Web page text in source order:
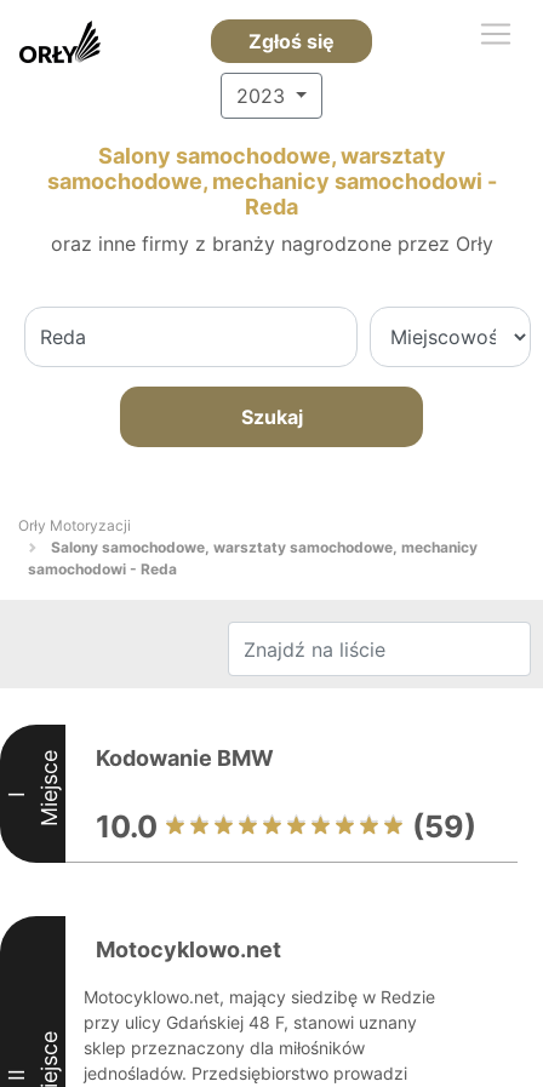
Zgłoś się
2023
Salony samochodowe, warsztaty
samochodowe, mechanicy samochodowi -
Reda
oraz inne firmy z branży nagrodzone przez Orły
Szukaj
Orły Motoryzacji
Salony samochodowe, warsztaty samochodowe, mechanicy
samochodowi - Reda
I Miejsce Kodowanie BMW
10.0 (59)
II Miejsce
Motocyklowo.net
Motocyklowo.net, mający siedzibę w Redzie
przy ulicy Gdańskiej 48 F, stanowi uznany
sklep przeznaczony dla miłośników
jednośladów. Przedsiębiorstwo prowadzi